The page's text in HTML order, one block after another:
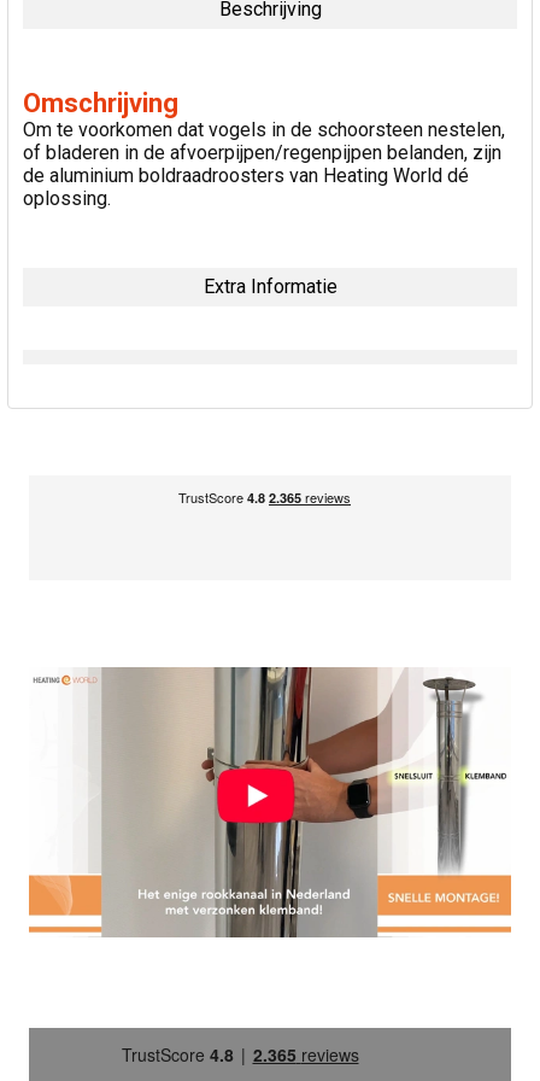
VOEG
GESELECTEERDE
TOE AAN
WINKELWAGEN
Beschrijving
Omschrijving
Om te voorkomen dat vogels in de schoorsteen nestelen,
of bladeren in de afvoerpijpen/regenpijpen belanden, zijn
de aluminium boldraadroosters van Heating World dé
oplossing.
Extra Informatie